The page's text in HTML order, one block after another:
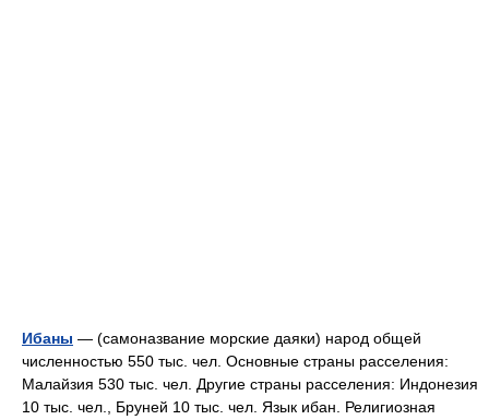
Ибаны — (самоназвание морские даяки) народ общей
численностью 550 тыс. чел. Основные страны расселения:
Малайзия 530 тыс. чел. Другие страны расселения: Индонезия
10 тыс. чел., Бруней 10 тыс. чел. Язык ибан. Религиозная